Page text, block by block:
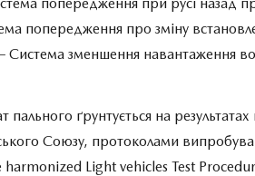
попередження про зміну
зменшення навантаження
ґрунтується на
Союзу, протоколами
Light vehicles Test